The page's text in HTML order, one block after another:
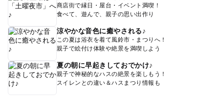
商店街で縁日・屋台・イベント満喫！
食べて、遊んで、親子の思い出作り
涼やかな音色に癒やされる♪
この夏は浴衣を着て風鈴市・まつりへ！
親子で絵付け体験や絶景を満喫しよう
夏の朝に早起きしておでかけ♪
親子で神秘的なハスの絶景を楽しもう！
スイレンとの違い＆ハスまつり情報も